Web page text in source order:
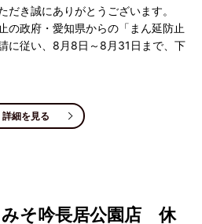
だき誠にありがとうございます。
の政府・愛知県からの「まん延防止
に従い、8月8日～8月31日まで、下
詳細を見る
みそ吟長居公園店 休